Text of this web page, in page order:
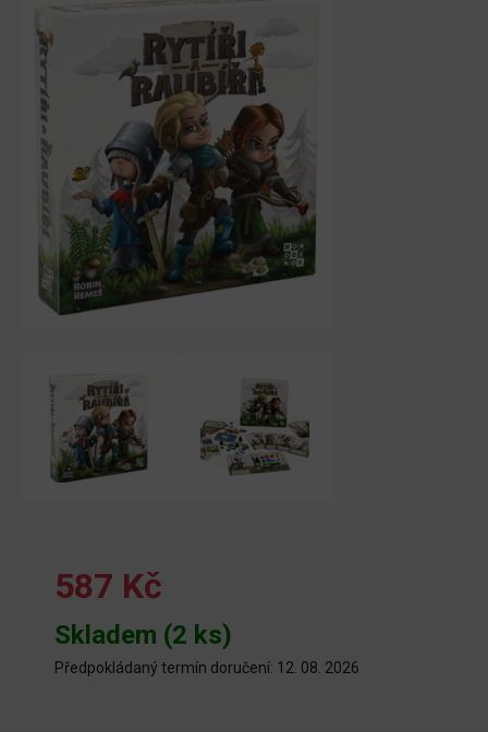
587 Kč
Skladem (2 ks)
Předpokládaný termín doručení: 12. 08. 2026